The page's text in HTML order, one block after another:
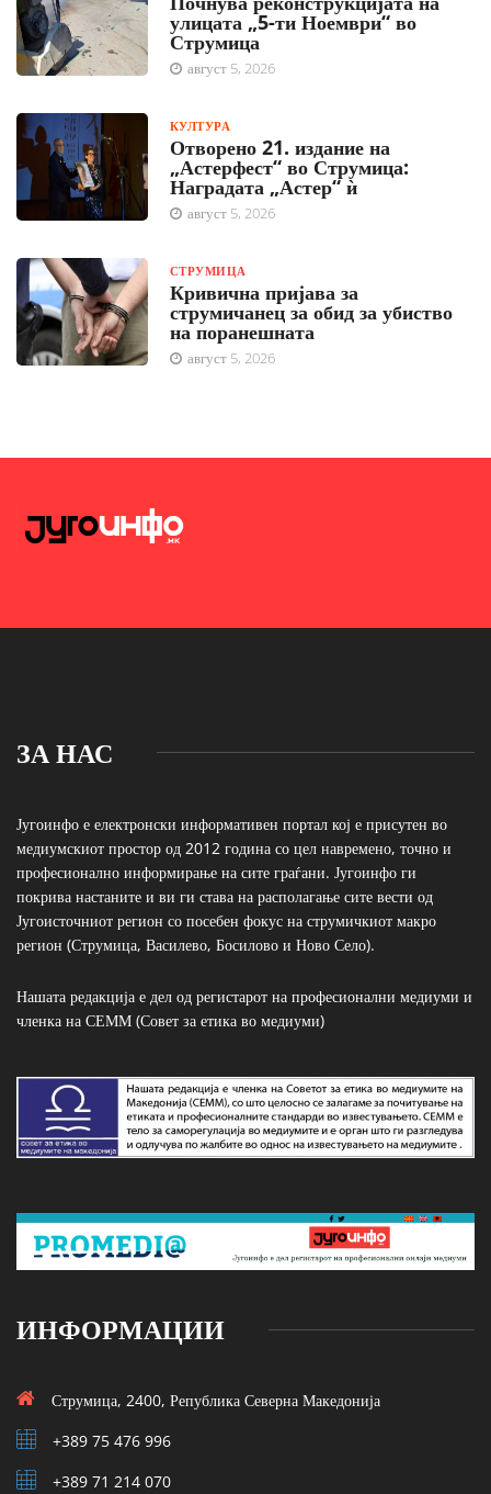
улицата „5-ти Ноември“ во
Струмица
август 5, 2026
КУЛТУРА
Отворено 21. издание на
„Астерфест“ во Струмица:
Наградата „Астер“ ѝ
август 5, 2026
СТРУМИЦА
Кривична пријава за
струмичанец за обид за убиство
на поранешната
август 5, 2026
ЗА НАС
Југоинфо е електронски информативен портал кој е присутен во
медиумскиот простор од 2012 година со цел навремено, точно и
професионално информирање на сите граѓани. Југоинфо ги
покрива настаните и ви ги става на располагање сите вести од
Југоисточниот регион со посебен фокус на струмичкиот макро
регион (Струмица, Василево, Босилово и Ново Село).
Нашата редакција е дел од регистарот на професионални медиуми и
членка на СЕММ (Совет за етика во медиуми)
ИНФОРМАЦИИ
Струмица, 2400, Република Северна Македонија
+389 75 476 996
+389 71 214 070